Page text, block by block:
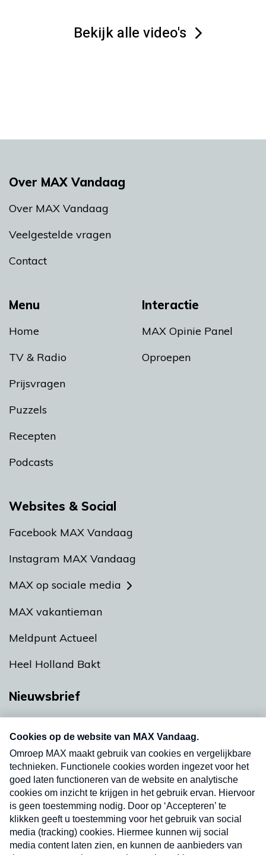
Bekijk alle video's
Menu
Home
TV & Radio
Prijsvragen
Puzzels
Recepten
Podcasts
Interactie
MAX Opinie Panel
Oproepen
Over MAX Vandaag
Over MAX Vandaag
Veelgestelde vragen
Contact
Websites & Social
Facebook MAX Vandaag
Instagram MAX Vandaag
MAX op sociale media
MAX vakantieman
Meldpunt Actueel
Heel Holland Bakt
Nieuwsbrief
nieuwsbrief. Elke vrijdag- en dinsdagochtend in
uw mailbox.
Verzend